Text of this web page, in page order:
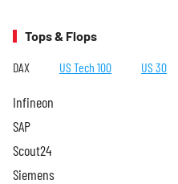
Tops & Flops
DAX US Tech 100 US 30
Infineon
SAP
Scout24
Siemens